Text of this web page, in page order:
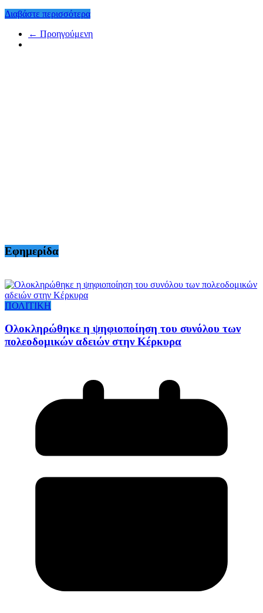
Διαβάστε περισσότερα
← Προηγούμενη
Εφημερίδα
ΠΟΛΙΤΙΚΗ
Ολοκληρώθηκε η ψηφιοποίηση του συνόλου των
πολεοδομικών αδειών στην Κέρκυρα